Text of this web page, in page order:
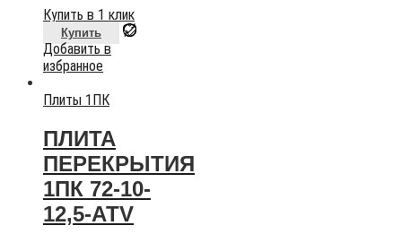
Купить в 1 клик
Купить
Добавить в
избранное
Плиты 1ПК
ПЛИТА
ПЕРЕКРЫТИЯ
1ПК 72-10-
12,5-АТV